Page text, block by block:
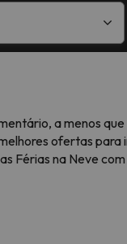
a menos
ofertas para
Férias na Neve